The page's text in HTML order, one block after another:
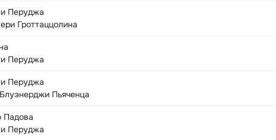
Перуджа
Гроттаццолина
Перуджа
Перуджа
Пьяченца
Падова
Перуджа